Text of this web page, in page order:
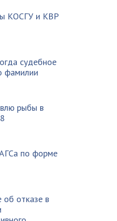
КОСГУ и КВР
судебное
фамилии
рыбы в
по форме
об отказе в